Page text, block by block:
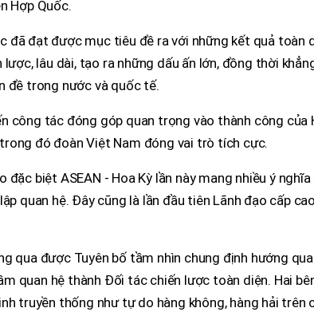
Hợp Quốc.
đã đạt được mục tiêu đề ra với những kết quả toàn
lược, lâu dài, tạo ra những dấu ấn lớn, đồng thời
đề trong nước và quốc tế.
công tác đóng góp quan trọng vào thành công của
trong đó đoàn Việt Nam đóng vai trò tích cực.
đặc biệt ASEAN - Hoa Kỳ lần này mang nhiều ý
quan hệ. Đây cũng là lần đầu tiên Lãnh đạo cấp
qua được Tuyên bố tầm nhìn chung định hướng
quan hệ thành Đối tác chiến lược toàn diện. Hai
truyền thống như tự do hàng không, hàng hải trên